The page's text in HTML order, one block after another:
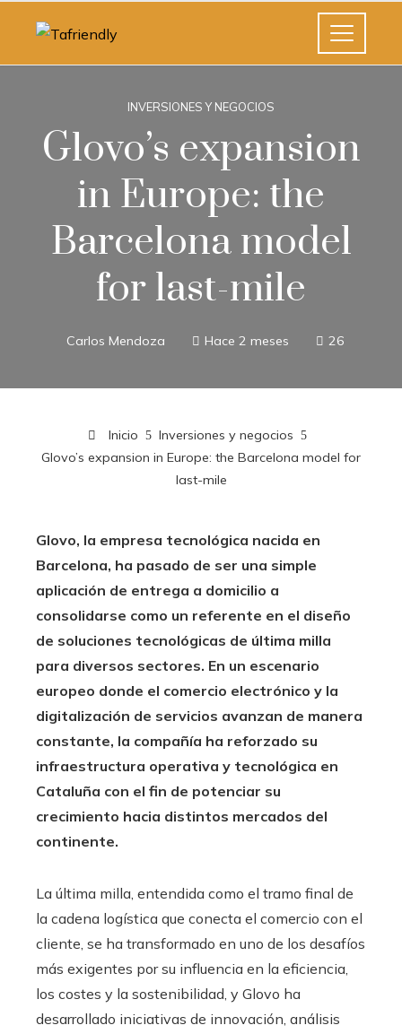
INVERSIONES Y NEGOCIOS
Glovo’s expansion
in Europe: the
Barcelona model
for last-mile
Carlos Mendoza Hace 2 meses 26
Inicio
Inversiones y negocios
Glovo’s expansion in Europe: the Barcelona model for
last-mile
Glovo, la empresa tecnológica nacida en
Barcelona, ha pasado de ser una simple
aplicación de entrega a domicilio a
consolidarse como un referente en el diseño
de soluciones tecnológicas de última milla
para diversos sectores. En un escenario
europeo donde el comercio electrónico y la
digitalización de servicios avanzan de manera
constante, la compañía ha reforzado su
infraestructura operativa y tecnológica en
Cataluña con el fin de potenciar su
crecimiento hacia distintos mercados del
continente.
La última milla, entendida como el tramo final de
la cadena logística que conecta el comercio con el
cliente, se ha transformado en uno de los desafíos
más exigentes por su influencia en la eficiencia,
los costes y la sostenibilidad, y Glovo ha
desarrollado iniciativas de innovación, análisis